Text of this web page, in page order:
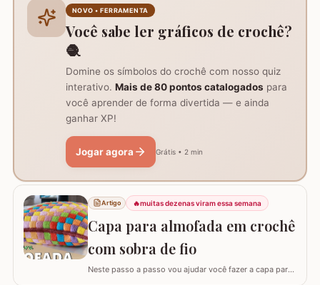
crie uma peça volumosa e encantadora, perfeita para
trilhos de mesa, aplicações em tapetes ou…
NOVO • FERRAMENTA
Você sabe ler gráficos de crochê?
🧶
Domine os símbolos do crochê com nosso quiz
interativo. Mais de 80 pontos catalogados para
você aprender de forma divertida — e ainda
ganhar XP!
Jogar agora Grátis • 2 min
Artigo 🔥muitas dezenas viram essa semana
Capa para almofada em crochê
com sobra de fio
Neste passo a passo vou ajudar você fazer a capa para